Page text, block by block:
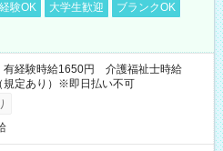
験OK 大学生歓迎
ブランクOK
経験時給1650円 介護福祉士時給
定あり）※即日払い不可